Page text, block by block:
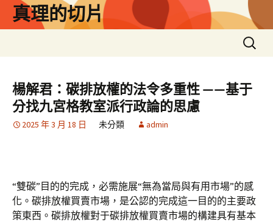
真理的切片
搜
尋
鍵
字:
楊解君：碳排放權的法令多重性 ——基于
分找九宮格教室派行政論的思慮
2025 年 3 月 18 日 未分類 admin
“雙碳”目的的完成，必需施展“無為當局與有用市場”的感
化。碳排放權買賣市場，是公認的完成這一目的的主要政
策東西。碳排放權對于碳排放權買賣市場的構建具有基本